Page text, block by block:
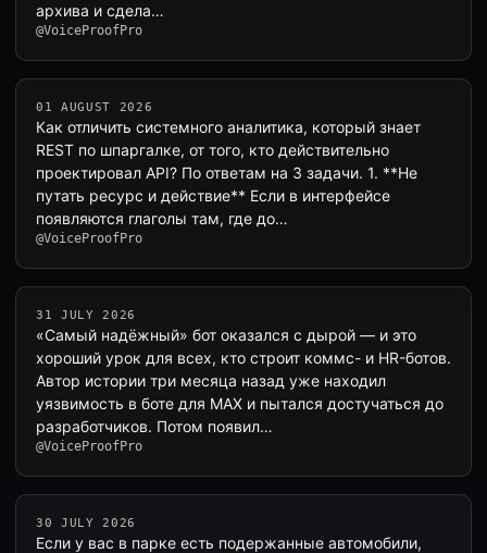
архива и сдела…
@VoiceProofPro
01 AUGUST 2026
Как отличить системного аналитика, который знает
REST по шпаргалке, от того, кто действительно
проектировал API? По ответам на 3 задачи. 1. **Не
путать ресурс и действие** Если в интерфейсе
появляются глаголы там, где до…
@VoiceProofPro
31 JULY 2026
«Самый надёжный» бот оказался с дырой — и это
хороший урок для всех, кто строит коммс- и HR-ботов.
Автор истории три месяца назад уже находил
уязвимость в боте для MAX и пытался достучаться до
разработчиков. Потом появил…
@VoiceProofPro
30 JULY 2026
Если у вас в парке есть подержанные автомобили,